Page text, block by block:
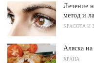
Лечение
метод и
КРАСОТА И
Аляска
ХРАНА